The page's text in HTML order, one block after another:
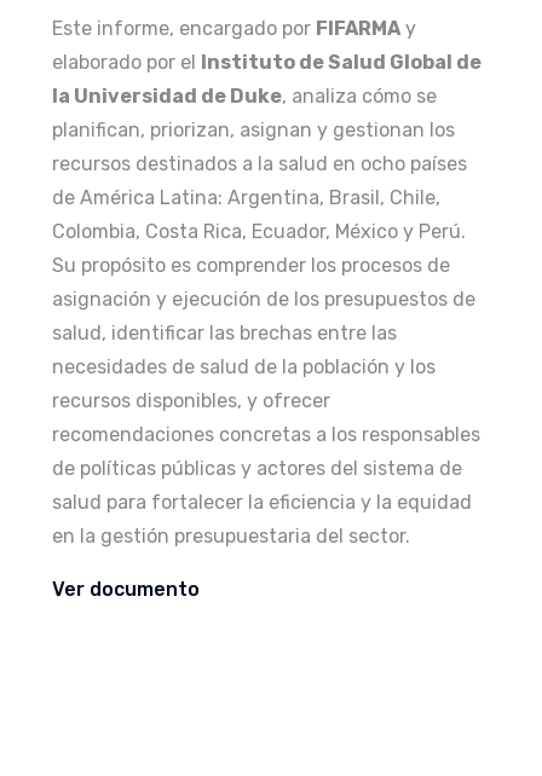
Este informe, encargado por FIFARMAy
elaborado por el
Instituto de Salud Global de
la Universidad de Duke, analiza cómo se
planifican, priorizan, asignan y gestionan los
recursos destinados a la salud en ocho países
de América Latina: Argentina, Brasil, Chile,
Colombia, Costa Rica, Ecuador, México y Perú.
Su propósito es comprender los procesos de
asignación y ejecución de los presupuestos de
salud, identificar las brechas entre las
necesidades de salud de la población y los
recursos disponibles, y ofrecer
recomendaciones concretas a los responsables
de políticas públicas y actores del sistema de
salud para fortalecer la eficiencia y la equidad
en la gestión presupuestaria del sector.
Ver documento